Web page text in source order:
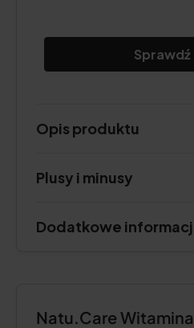
Sprawdź
Opis produktu
Plusy i minusy
Dodatkowe
Natu.Care